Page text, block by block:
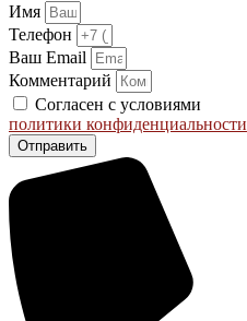
Имя
Телефон
Ваш Email
Комментарий
Согласен с условиями
политики конфиденциальности
Отправить